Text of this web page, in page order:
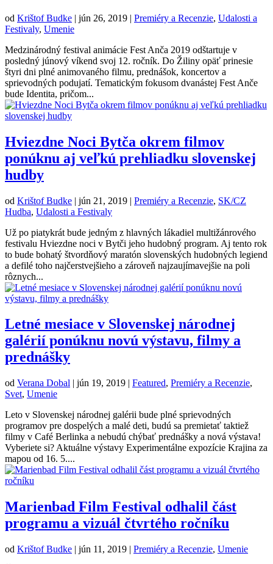
od Krištof Budke | jún 26, 2019 | Premiéry a Recenzie, Udalosti a
Festivaly, Umenie
Medzinárodný festival animácie Fest Anča 2019 odštartuje v
posledný júnový víkend svoj 12. ročník. Do Žiliny opäť prinesie
štyri dni plné animovaného filmu, prednášok, koncertov a
sprievodných podujatí. Tematickým fokusom dvanástej Fest Anče
bude Identita, pričom...
Hviezdne Noci Bytča okrem filmov
ponúknu aj veľkú prehliadku slovenskej
hudby
od Krištof Budke | jún 21, 2019 | Premiéry a Recenzie, SK/CZ
Hudba, Udalosti a Festivaly
Už po piatykrát bude jedným z hlavných lákadiel multižánrového
festivalu Hviezdne noci v Bytči jeho hudobný program. Aj tento rok
to bude bohatý štvordňový maratón slovenských hudobných legiend
a defilé toho najčerstvejšieho a zároveň najzaujímavejšie na poli
rôznych...
Letné mesiace v Slovenskej národnej
galérií ponúknu novú výstavu, filmy a
prednášky
od Verana Dobal | jún 19, 2019 | Featured, Premiéry a Recenzie,
Svet, Umenie
Leto v Slovenskej národnej galérii bude plné sprievodných
programov pre dospelých a malé deti, budú sa premietať taktiež
filmy v Café Berlinka a nebudú chýbať prednášky a nová výstava!
Vyberiete si? Aktuálne výstavy Experimentálne expozície Krajina za
mapou od 16. 5....
Marienbad Film Festival odhalil část
programu a vizuál čtvrtého ročníku
od Krištof Budke | jún 11, 2019 | Premiéry a Recenzie, Umenie